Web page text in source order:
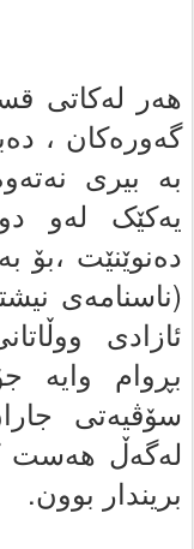
هه‌ر له‌کاتى
گه‌وره‌کان ،
به‌ بیرى
یەکێک لەو
ده‌نوێنێت ،بۆ
(ناسنامه‌ى
ئازادى
بڕوام وایه‌
سۆڤیەتى
لەگەڵ هه‌ست
بریندار بوون.